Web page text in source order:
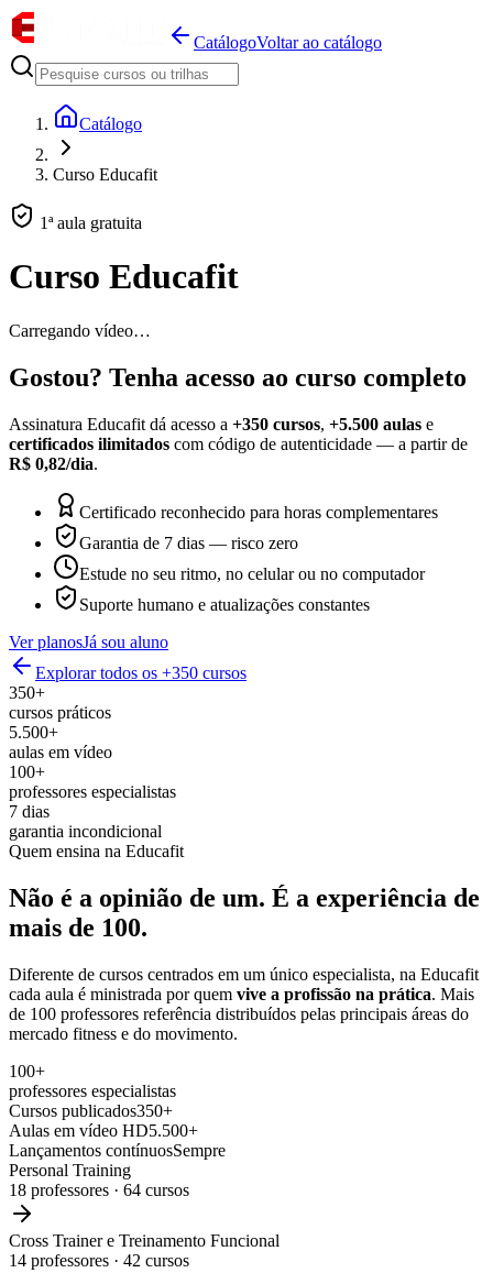
CatálogoVoltar ao catálogo
Catálogo
Curso Educafit
1ª aula gratuita
Curso Educafit
Carregando vídeo…
Gostou? Tenha acesso ao curso completo
Assinatura Educafit dá acesso a +350 cursos, +5.500 aulas e
certificados ilimitados com código de autenticidade — a partir de
R$ 0,82/dia.
Certificado reconhecido para horas complementares
Garantia de 7 dias — risco zero
Estude no seu ritmo, no celular ou no computador
Suporte humano e atualizações constantes
Ver planosJá sou aluno
Explorar todos os +350 cursos
350+
cursos práticos
5.500+
aulas em vídeo
100+
professores especialistas
7 dias
garantia incondicional
Quem ensina na Educafit
Não é a opinião de um. É a experiência de
mais de 100.
Diferente de cursos centrados em um único especialista, na Educafit
cada aula é ministrada por quem vive a profissão na prática. Mais
de 100 professores referência distribuídos pelas principais áreas do
mercado fitness e do movimento.
100+
professores especialistas
Cursos publicados350+
Aulas em vídeo HD5.500+
Lançamentos contínuosSempre
Personal Training
18 professores · 64 cursos
Cross Trainer e Treinamento Funcional
14 professores · 42 cursos